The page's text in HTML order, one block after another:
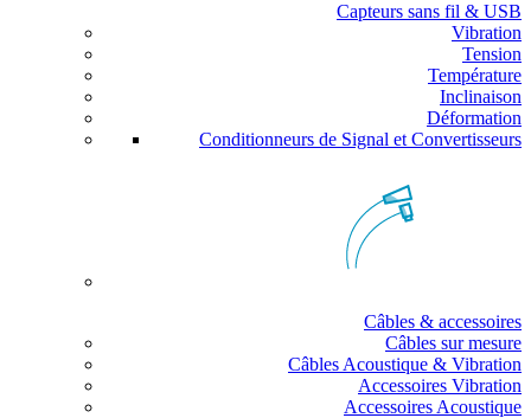
Capteurs sans fil & USB
Vibration
Tension
Température
Inclinaison
Déformation
Conditionneurs de Signal et Convertisseurs
Câbles & accessoires
Câbles sur mesure
Câbles Acoustique & Vibration
Accessoires Vibration
Accessoires Acoustique